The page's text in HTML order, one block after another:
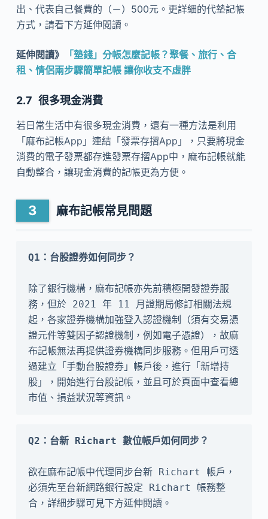
出、代表自己餐費的（－）500元。更詳細的代墊記帳
方式，請看下方延伸閱讀。
延伸閱讀》
「墊錢」分帳怎麼記帳？聚餐、旅行、合
租、情侶兩步驟簡單記帳 讓你收支不虛胖
很多現金消費
若日常生活中有很多現金消費，還有一種方法是利用
「麻布記帳App」連結「發票存摺App」，只要將現金
消費的電子發票都存進發票存摺App中，麻布記帳就能
自動整合，讓現金消費的記帳更為方便。
麻布記帳常見問題
除了銀行機構，麻布記帳亦先前積極開發證券服
務，但於 2021 年 11 月證期局修訂相關法規
起，各家證券機構加強登入認證機制（須有交易憑
證元件等雙因子認證機制，例如電子憑證），故麻
布記帳無法再提供證券機構同步服務。但用戶可透
過建立「手動台股證券」帳戶後，進行「新增持
股」，開始進行台股記帳，並且可於頁面中查看總
市值、損益狀況等資訊。
Q2：台新 Richart 數位帳戶如何同步？
欲在麻布記帳中代理同步台新 Richart 帳戶，
必須先至台新網路銀行設定 Richart 帳務整
合，詳細步驟可見下方延伸閱讀。